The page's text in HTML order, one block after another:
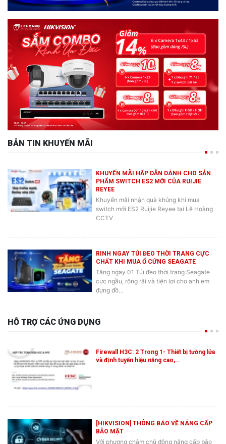
BẢN TIN KHUYẾN MÃI
PHẨM SWITCH ES2 MỚI CỦA RUIJIE
REYEE
Khuyến mãi nhận quà khủng khi mua
switch mới ES2 Ruijie Reyee tại Lê Hoàng
CCTV
CHẤT KHI MUA Ổ CỨNG SEAGATE
Tặng ngay 01 Túi đeo thời trang Seagate
cực ngầu, rộng rãi và tiện lợi cho anh em
đựng đồ…
HỖ TRỢ CÁC ỨNG DỤNG
và định tuyến hiệu năng cao,…
BẢO MẬT
Với phương châm chủ động nâng cấp bảo